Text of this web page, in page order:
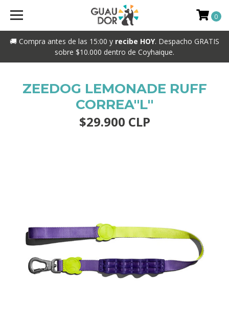
🚚 Compra antes de las 15:00 y recibe HOY. Despacho GRATIS
sobre $10.000 dentro de Coyhaique.
0
ZEEDOG LEMONADE RUFF
CORREA''L''
$29.900 CLP